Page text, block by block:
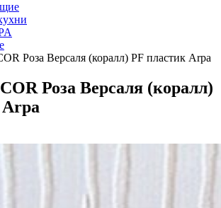
Роза Версаля (коралл) PF пластик Arpa
Роза Версаля (коралл)
Arpa